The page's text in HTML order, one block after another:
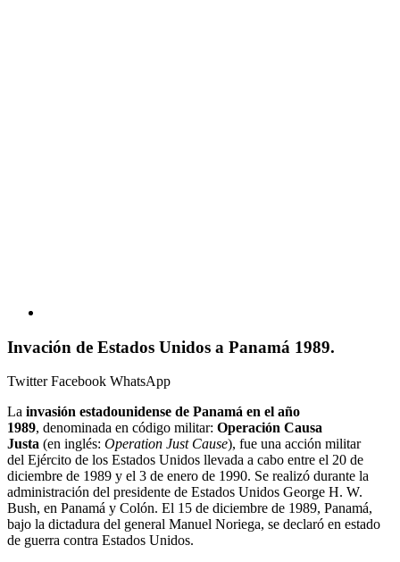
Invación de Estados Unidos a Panamá 1989.
TwitterFacebook WhatsApp
La invasión estadounidense de Panamá en el año
1989, denominada en código militar: Operación Causa
Justa (en inglés: Operation Just Cause), fue una acción militar
del Ejército de los Estados Unidos llevada a cabo entre el 20 de
diciembre de 1989 y el 3 de enero de 1990. Se realizó durante la
administración del presidente de Estados Unidos George H. W.
Bush, en Panamá y Colón. El 15 de diciembre de 1989, Panamá,
bajo la dictadura del general Manuel Noriega, se declaró en estado
de guerra contra Estados Unidos.